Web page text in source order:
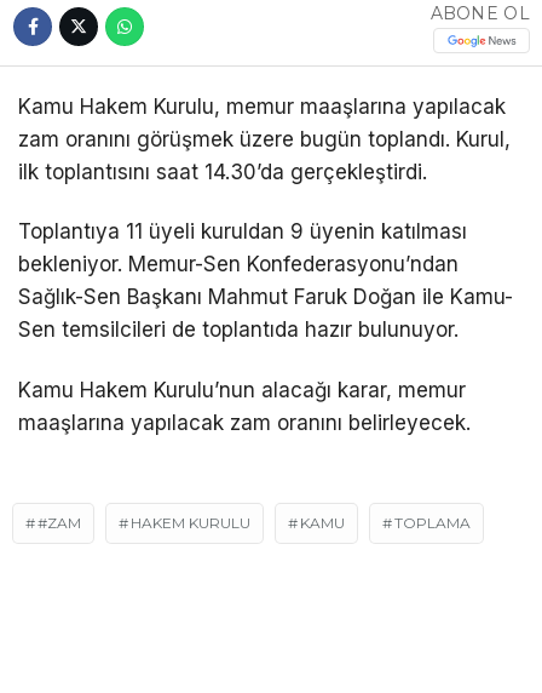
ABONE OL
Kamu Hakem Kurulu, memur maaşlarına yapılacak
zam oranını görüşmek üzere bugün toplandı. Kurul,
ilk toplantısını saat 14.30’da gerçekleştirdi.
Toplantıya 11 üyeli kuruldan 9 üyenin katılması
bekleniyor. Memur-Sen Konfederasyonu’ndan
Sağlık-Sen Başkanı Mahmut Faruk Doğan ile Kamu-
Sen temsilcileri de toplantıda hazır bulunuyor.
Kamu Hakem Kurulu’nun alacağı karar, memur
maaşlarına yapılacak zam oranını belirleyecek.
#ZAM HAKEM KURULU KAMU TOPLAMA